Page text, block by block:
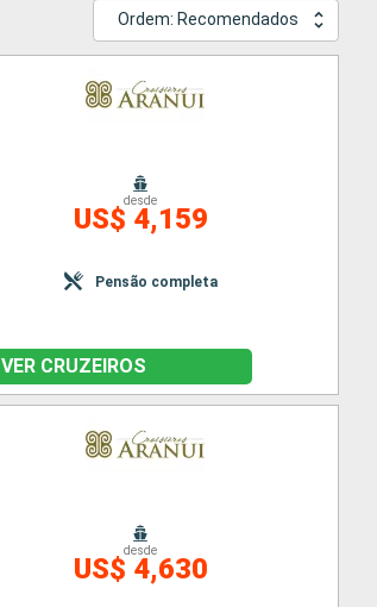
Ordem: Recomendados
desde
US$ 4,159
Pensão completa
VER CRUZEIROS
desde
US$ 4,630